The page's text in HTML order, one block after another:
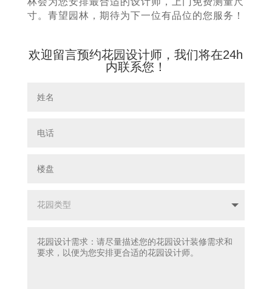
寸。青望园林，期待为下一位有品位的您服务！
欢迎留言预约花园设计师，我们将在24h
内联系您！